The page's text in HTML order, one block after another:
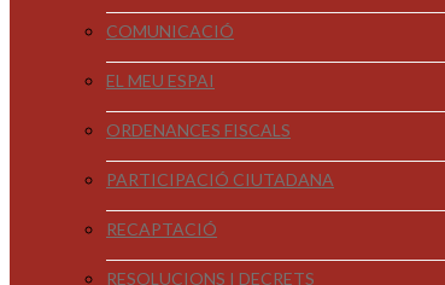
COMUNICACIÓ
EL MEU ESPAI
ORDENANCES FISCALS
PARTICIPACIÓ CIUTADANA
RECAPTACIÓ
RESOLUCIONS I DECRETS